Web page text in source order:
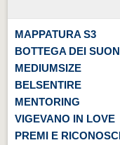
MAPPATURA S3
BOTTEGA DEI
MEDIUMSIZE
BELSENTIRE
MENTORING
VIGEVANO IN LOVE
PREMI E